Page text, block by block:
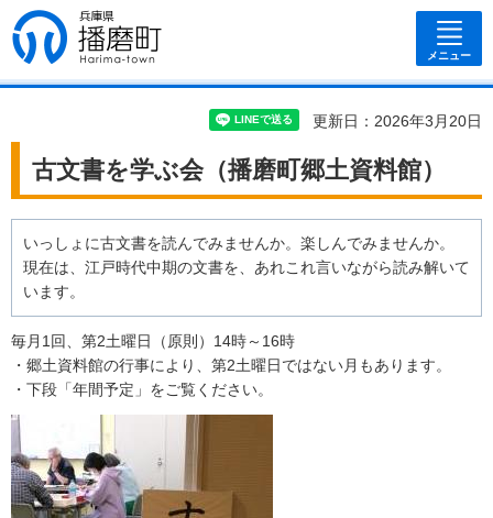
兵庫県 播磨
町
メニュー
更新日：2026年3月20日
古文書を学ぶ会（播磨町郷土資料館）
いっしょに古文書を読んでみませんか。楽しんでみませんか。
現在は、江戸時代中期の文書を、あれこれ言いながら読み解いて
います。
毎月1回、第2土曜日（原則）14時～16時
・郷土資料館の行事により、第2土曜日ではない月もあります。
・下段「年間予定」をご覧ください。